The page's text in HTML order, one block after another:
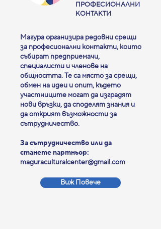
ПРОФЕСИОНАЛНИ
КОНТАКТИ
Магура организира редовни срещи
за професионални контакти, които
събират предприемачи,
специалисти и членове на
общността. Те са място за срещи,
обмен на идеи и опит, където
участниците могат да изградят
нови връзки, да споделят знания и
да открият възможности за
сътрудничество.
За сътрудничество или да
станете партньор:
maguraculturalcenter@gmail.com
Виж Повече